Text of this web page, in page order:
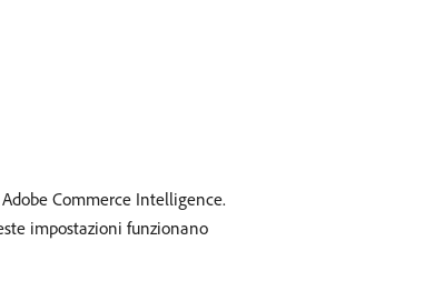
Commerce Intelligence.
impostazioni funzionano